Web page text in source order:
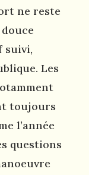
ne reste
suivi,
Les
toujours
l’année
questions